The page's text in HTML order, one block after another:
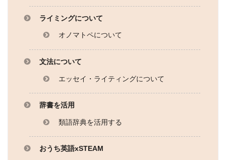
ライミングについて
オノマトペについて
文法について
エッセイ・ライティングについて
辞書を活用
類語辞典を活用する
おうち英語xSTEAM